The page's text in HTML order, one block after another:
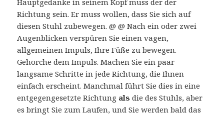
Hauptgedanke in seinem Kopf muss der der
Richtung sein. Er muss wollen, dass Sie sich auf
diesen Stuhl zubewegen. @ @ Nach ein oder zwei
Augenblicken verspüren Sie einen vagen,
allgemeinen Impuls, Ihre Füße zu bewegen.
Gehorche dem Impuls. Machen Sie ein paar
langsame Schritte in jede Richtung, die Ihnen
einfach erscheint. Manchmal führt Sie dies in eine
entgegengesetzte Richtung als die des Stuhls, aber
es bringt Sie zum Laufen, und Sie werden bald das